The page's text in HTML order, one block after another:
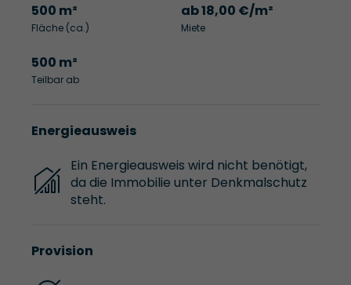
500 m²
Fläche (ca.)
ab 18,00 €/m²
Miete
500 m²
Teilbar ab
Energieausweis
Ein Energieausweis wird nicht benötigt,
da die Immobilie unter Denkmalschutz
steht.
Provision